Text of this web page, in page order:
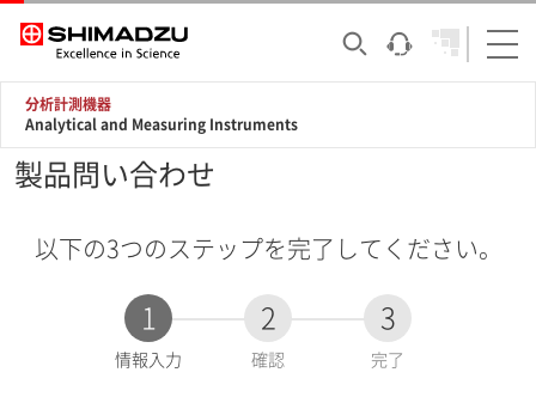
分析計測機器
Analytical and Measuring Instruments
製品問い合わせ
以下の3つのステップを完了してください。
1
現
情報入力
2
確認
3
完了